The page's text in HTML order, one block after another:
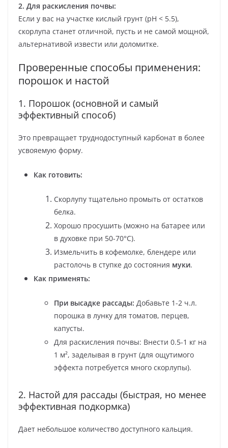
2. Для раскисления почвы:
Если у вас на участке кислый грунт (pH < 5.5),
скорлупа станет отличной, пусть и не самой мощной,
альтернативой извести или доломитке.
Проверенные способы применения:
порошок и настой
1. Порошок (основной и самый
эффективный способ)
Это превращает труднодоступный карбонат в более
усвояемую форму.
Как готовить:
Скорлупу тщательно промыть от остатков
белка.
Хорошо просушить (можно на батарее или
в духовке при 50-70°C).
Измельчить в кофемолке, блендере или
растолочь в ступке до состояния муки.
Как применять:
При высадке рассады: Добавьте 1-2 ч.л.
порошка в лунку для томатов, перцев,
капусты.
Для раскисления почвы: Внести 0.5-1 кг на
1 м², заделывая в грунт (для ощутимого
эффекта потребуется много скорлупы).
2. Настой для рассады (быстрая, но менее
эффективная подкормка)
Дает небольшое количество доступного кальция.